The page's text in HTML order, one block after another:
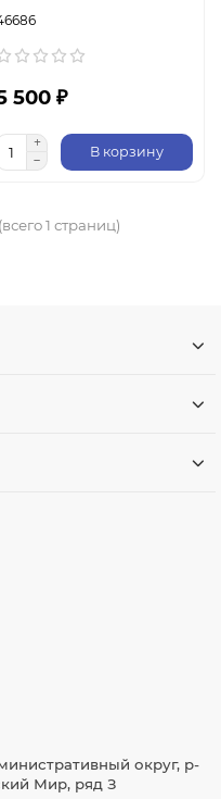
500 ₽
В корзину
1 страниц)
округ, р-
Мир, ряд З